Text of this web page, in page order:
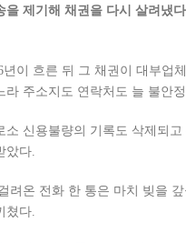
을 제기해 채권을 다시 살려냈
년이 흐른 뒤 그 채권이 대부업
라 주소지도 연락처도 늘 불안
소 신용불량의 기록도 삭제되
았다.
려온 전화 한 통은 마치 빚을
쳤다.